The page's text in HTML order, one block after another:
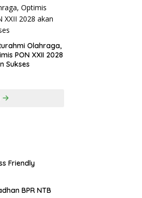
Olahraga,
PON XXII 2028
Sukses
Friendly
BPR NTB